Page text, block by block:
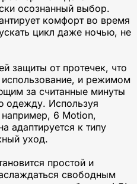
осознанный выбор.
комфорт во время
цикл даже ночью, не
защиты от протечек, что
использование, и режимом
за считанные минуты
одежду. Используя
6 Motion,
адаптируется к типу
уход.
простой и
свободным